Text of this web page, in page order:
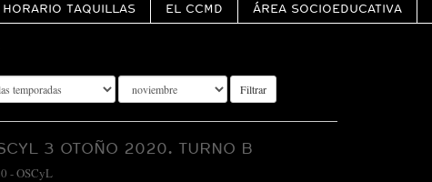
HORARIO TAQUILLAS EL CCMD ÁREA SOCIOEDUCATIVA
Filtrar
3 OTOÑO 2020. TURNO B
-OSCyL